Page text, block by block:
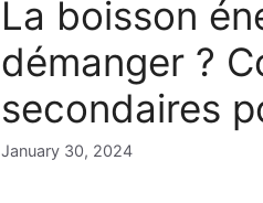
La boisson
démanger ?
secondaires
January 30, 2024